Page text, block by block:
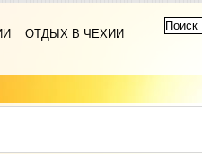
ОТДЫХ В ЧЕХИИ